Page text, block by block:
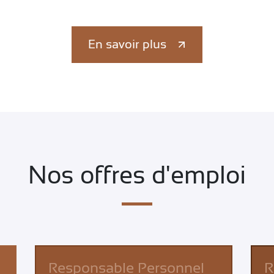
En savoir plus
Nos offres d'emploi
Responsable Personnel